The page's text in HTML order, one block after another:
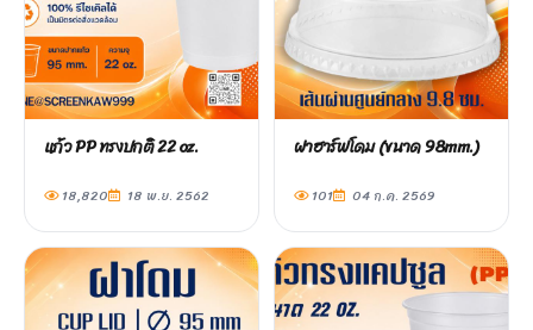
แก้ว PP ทรงปกติ 22 oz.
18,820 18 พ.ย. 2562
ฝาฮาร์ฟโดม (ขนาด 98mm.)
101 04 ก.ค. 2569